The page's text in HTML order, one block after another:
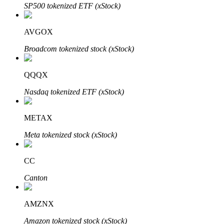
Blocages BTR
Des investissements exclusifs pour les détenteurs de BTR
SP500 tokenized ETF (xStock)
AVGOX
Broadcom tokenized stock (xStock)
QQQX
Nasdaq tokenized ETF (xStock)
METAX
Meta tokenized stock (xStock)
CC
Canton
AMZNX
Amazon tokenized stock (xStock)